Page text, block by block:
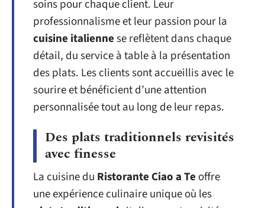
soins pour chaque client. Leur
professionnalisme et leur passion pour la
cuisine italiennese reflètent dans chaque
détail, du service à table à la présentation
des plats. Les clients sont accueillis avec le
sourire et bénéficient d’une attention
personnalisée tout au long de leur repas.
Des plats traditionnels revisités
avec finesse
La cuisine du Ristorante Ciao a Te offre
une expérience culinaire unique où les